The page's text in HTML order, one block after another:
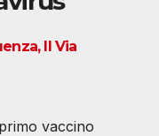
Il Via
vaccino